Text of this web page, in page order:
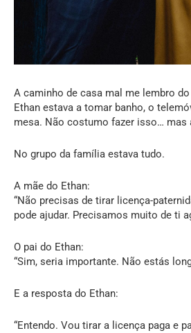
A caminho de casa mal me lembro
Ethan estava a tomar banho, o
mesa. Não costumo fazer isso… mas
No grupo da família estava tudo.
A mãe do Ethan:
“Não precisas de tirar licença-
pode ajudar. Precisamos muito de ti
O pai do Ethan:
“Sim, seria importante. Não estás
E a resposta do Ethan:
“Entendo. Vou tirar a licença paga e